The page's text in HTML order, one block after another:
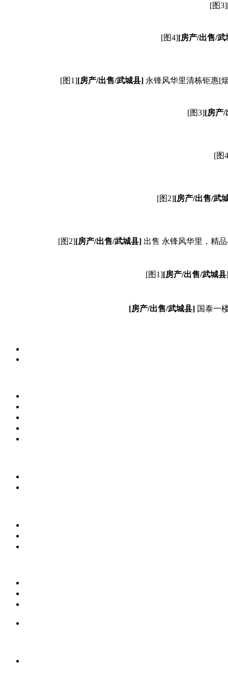
[图3]
[图4][房产/出售/武
[图1][房产/出售/武城县] 永锋风华里清栋钜惠[
[图3][房产/
[图
[图2][房产/出售/武
[图2][房产/出售/武城县] 出售 永锋风华里，精
[图1][房产/出售/武城县
[房产/出售/武城县] 国泰一